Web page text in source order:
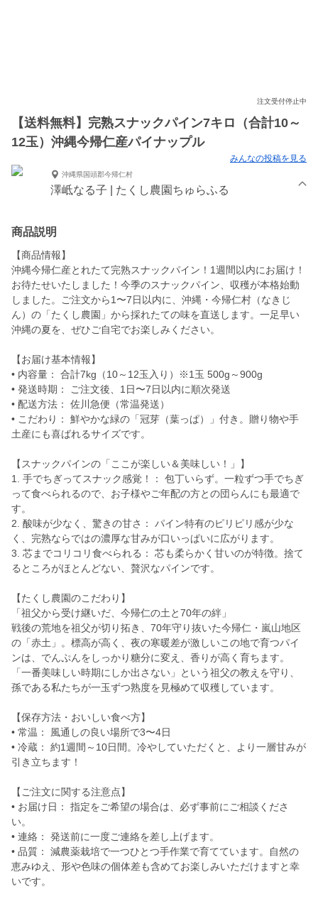
注文受付停止中
【送料無料】完熟スナックパイン7キロ（合計10～
12玉）沖縄今帰仁産パイナップル
みんなの投稿を見る
沖縄県国頭郡今帰仁村
澤岻なる子 | たくし農園ちゅらふる
商品説明
【商品情報】
沖縄今帰仁産とれたて完熟スナックパイン！1週間以内にお届け！
お待たせいたしました！今季のスナックパイン、収穫が本格始動
しました。ご注文から1〜7日以内に、沖縄・今帰仁村（なきじ
ん）の「たくし農園」から採れたての味を直送します。一足早い
沖縄の夏を、ぜひご自宅でお楽しみください。
【お届け基本情報】
• 内容量： 合計7kg（10～12玉入り）※1玉 500g～900g
• 発送時期： ご注文後、1日〜7日以内に順次発送
• 配送方法： 佐川急便（常温発送）
• こだわり： 鮮やかな緑の「冠芽（葉っぱ）」付き。贈り物や手
土産にも喜ばれるサイズです。
【スナックパインの「ここが楽しい＆美味しい！」】
1. 手でちぎってスナック感覚！： 包丁いらず。一粒ずつ手でちぎ
って食べられるので、お子様やご年配の方との団らんにも最適で
す。
2. 酸味が少なく、驚きの甘さ： パイン特有のピリピリ感が少な
く、完熟ならではの濃厚な甘みが口いっぱいに広がります。
3. 芯までコリコリ食べられる： 芯も柔らかく甘いのが特徴。捨て
るところがほとんどない、贅沢なパインです。
【たくし農園のこだわり】
「祖父から受け継いだ、今帰仁の土と70年の絆」
戦後の荒地を祖父が切り拓き、70年守り抜いた今帰仁・嵐山地区
の「赤土」。標高が高く、夜の寒暖差が激しいこの地で育つパイ
ンは、でんぷんをしっかり糖分に変え、香りが高く育ちます。
「一番美味しい時期にしか出さない」という祖父の教えを守り、
孫である私たちが一玉ずつ熟度を見極めて収穫しています。
【保存方法・おいしい食べ方】
• 常温： 風通しの良い場所で3〜4日
• 冷蔵： 約1週間～10日間。冷やしていただくと、より一層甘みが
引き立ちます！
【ご注文に関する注意点】
• お届け日： 指定をご希望の場合は、必ず事前にご相談くださ
い。
• 連絡： 発送前に一度ご連絡を差し上げます。
• 品質： 減農薬栽培で一つひとつ手作業で育てています。自然の
恵みゆえ、形や色味の個体差も含めてお楽しみいただけますと幸
いです。